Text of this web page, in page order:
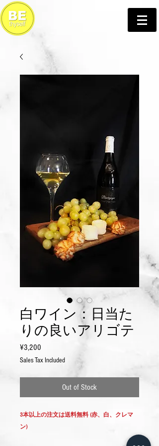
白ワイン：日当た
りの良いアリゴテ
¥3,200
Sales Tax Included
Out of Stock
3本以上の注文は送料無料 (赤、白、クレマ
ン)